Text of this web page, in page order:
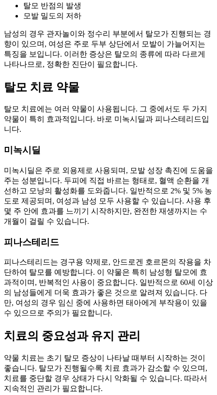
탈모 반점의 발생
모발 밀도의 저하
남성의 경우 관자놀이와 정수리 부분에서 탈모가 진행되는 경
향이 있으며, 여성은 주로 두부 상단에서 모발이 가늘어지는
특징을 보입니다. 이러한 증상은 탈모의 종류에 따라 다르게
나타나므로, 정확한 진단이 필요합니다.
탈모 치료 약물
탈모 치료에는 여러 약물이 사용됩니다. 그 중에서도 두 가지
약물이 특히 효과적입니다. 바로 미녹시딜과 피나스테리드입
니다.
미녹시딜
미녹시딜은 주로 외용제로 사용되며, 모발 성장 촉진에 도움을
주는 성분입니다. 두피에 직접 바르는 형태로, 혈액 순환을 개
선하고 모낭의 활성화를 도와줍니다. 일반적으로 2% 및 5% 농
도로 제공되며, 여성과 남성 모두 사용할 수 있습니다. 사용 후
몇 주 안에 효과를 느끼기 시작하지만, 완전한 재생까지는 수
개월이 걸릴 수 있습니다.
피나스테리드
피나스테리드는 경구용 약제로, 안드로겐 호르몬의 작용을 차
단하여 탈모를 예방합니다. 이 약물은 특히 남성형 탈모에 효
과적이며, 반복적인 사용이 중요합니다. 일반적으로 60세 이상
의 남성들에게 더욱 효과가 좋은 것으로 알려져 있습니다. 다
만, 여성의 경우 임신 중에 사용하면 태아에게 부작용이 있을
수 있으므로 주의가 필요합니다.
치료의 중요성과 유지 관리
약물 치료는 초기 탈모 증상이 나타날 때부터 시작하는 것이
좋습니다. 탈모가 진행될수록 치료 효과가 감소할 수 있으며,
치료를 중단할 경우 상태가 다시 악화될 수 있습니다. 따라서
지속적인 관리가 필요합니다.